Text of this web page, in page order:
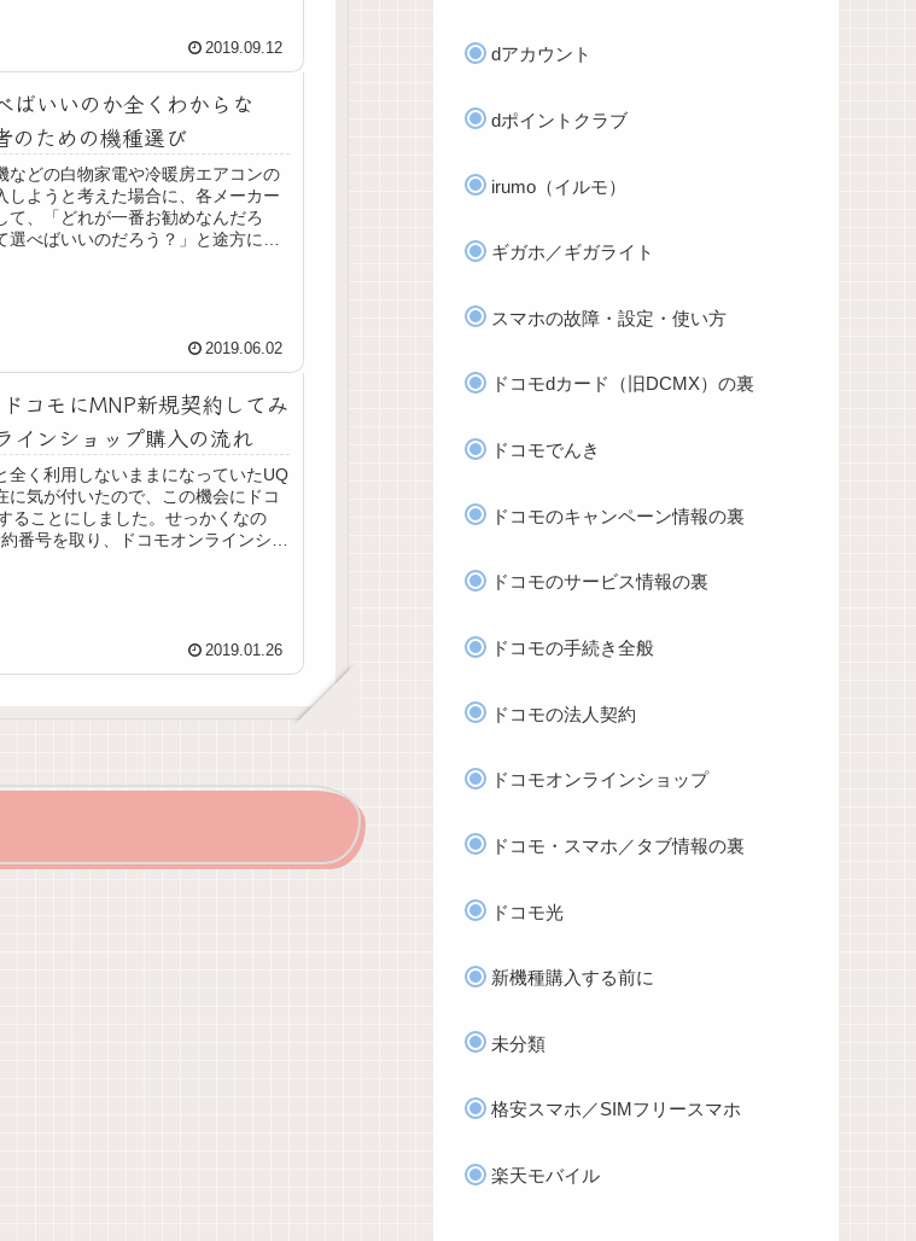
2019.09.12
ばいいのか全くわからな
のための機種選び
などの白物家電や冷暖房エアコンの
しようと考えた場合に、各メーカー
て、「どれが一番お勧めなんだろ
べばいいのだろう？」と途方に暮
2019.06.02
コモにMNP新規契約してみ
インショップ購入の流れ
全く利用しないままになっていたUQ
に気が付いたので、この機会にドコ
ることにしました。せっかくなの
番号を取り、ドコモオンラインショ
2019.01.26
dアカウント
dポイントクラブ
irumo（イルモ）
ギガホ／ギガライト
スマホの故障・設定・使い方
ドコモdカード（旧DCMX）の裏
ドコモでんき
ドコモのキャンペーン情報の裏
ドコモのサービス情報の裏
ドコモの手続き全般
ドコモの法人契約
ドコモオンラインショップ
ドコモ・スマホ／タブ情報の裏
ドコモ光
新機種購入する前に
未分類
格安スマホ／SIMフリースマホ
楽天モバイル